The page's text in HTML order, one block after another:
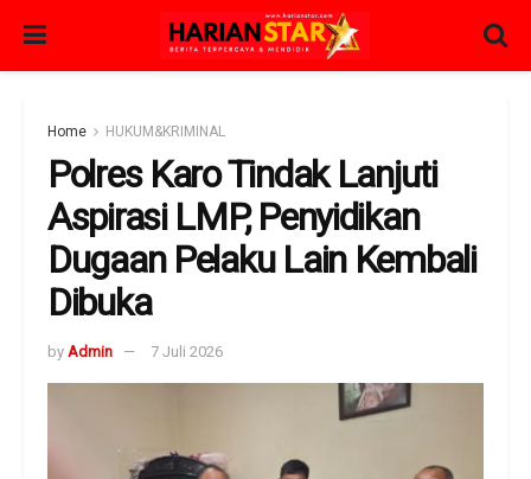
Home HUKUM&KRIMINAL
Polres Karo Tindak Lanjuti
Aspirasi LMP, Penyidikan
Dugaan Pelaku Lain Kembali
Dibuka
by Admin 7 Juli 2026